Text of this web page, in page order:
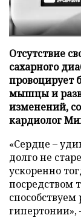
Отсутствие
сахарного
провоцирует
мышцы и
изменений,
кардиолог
«Сердце –
долго не
ускоренно
посредством
гипертонии»,